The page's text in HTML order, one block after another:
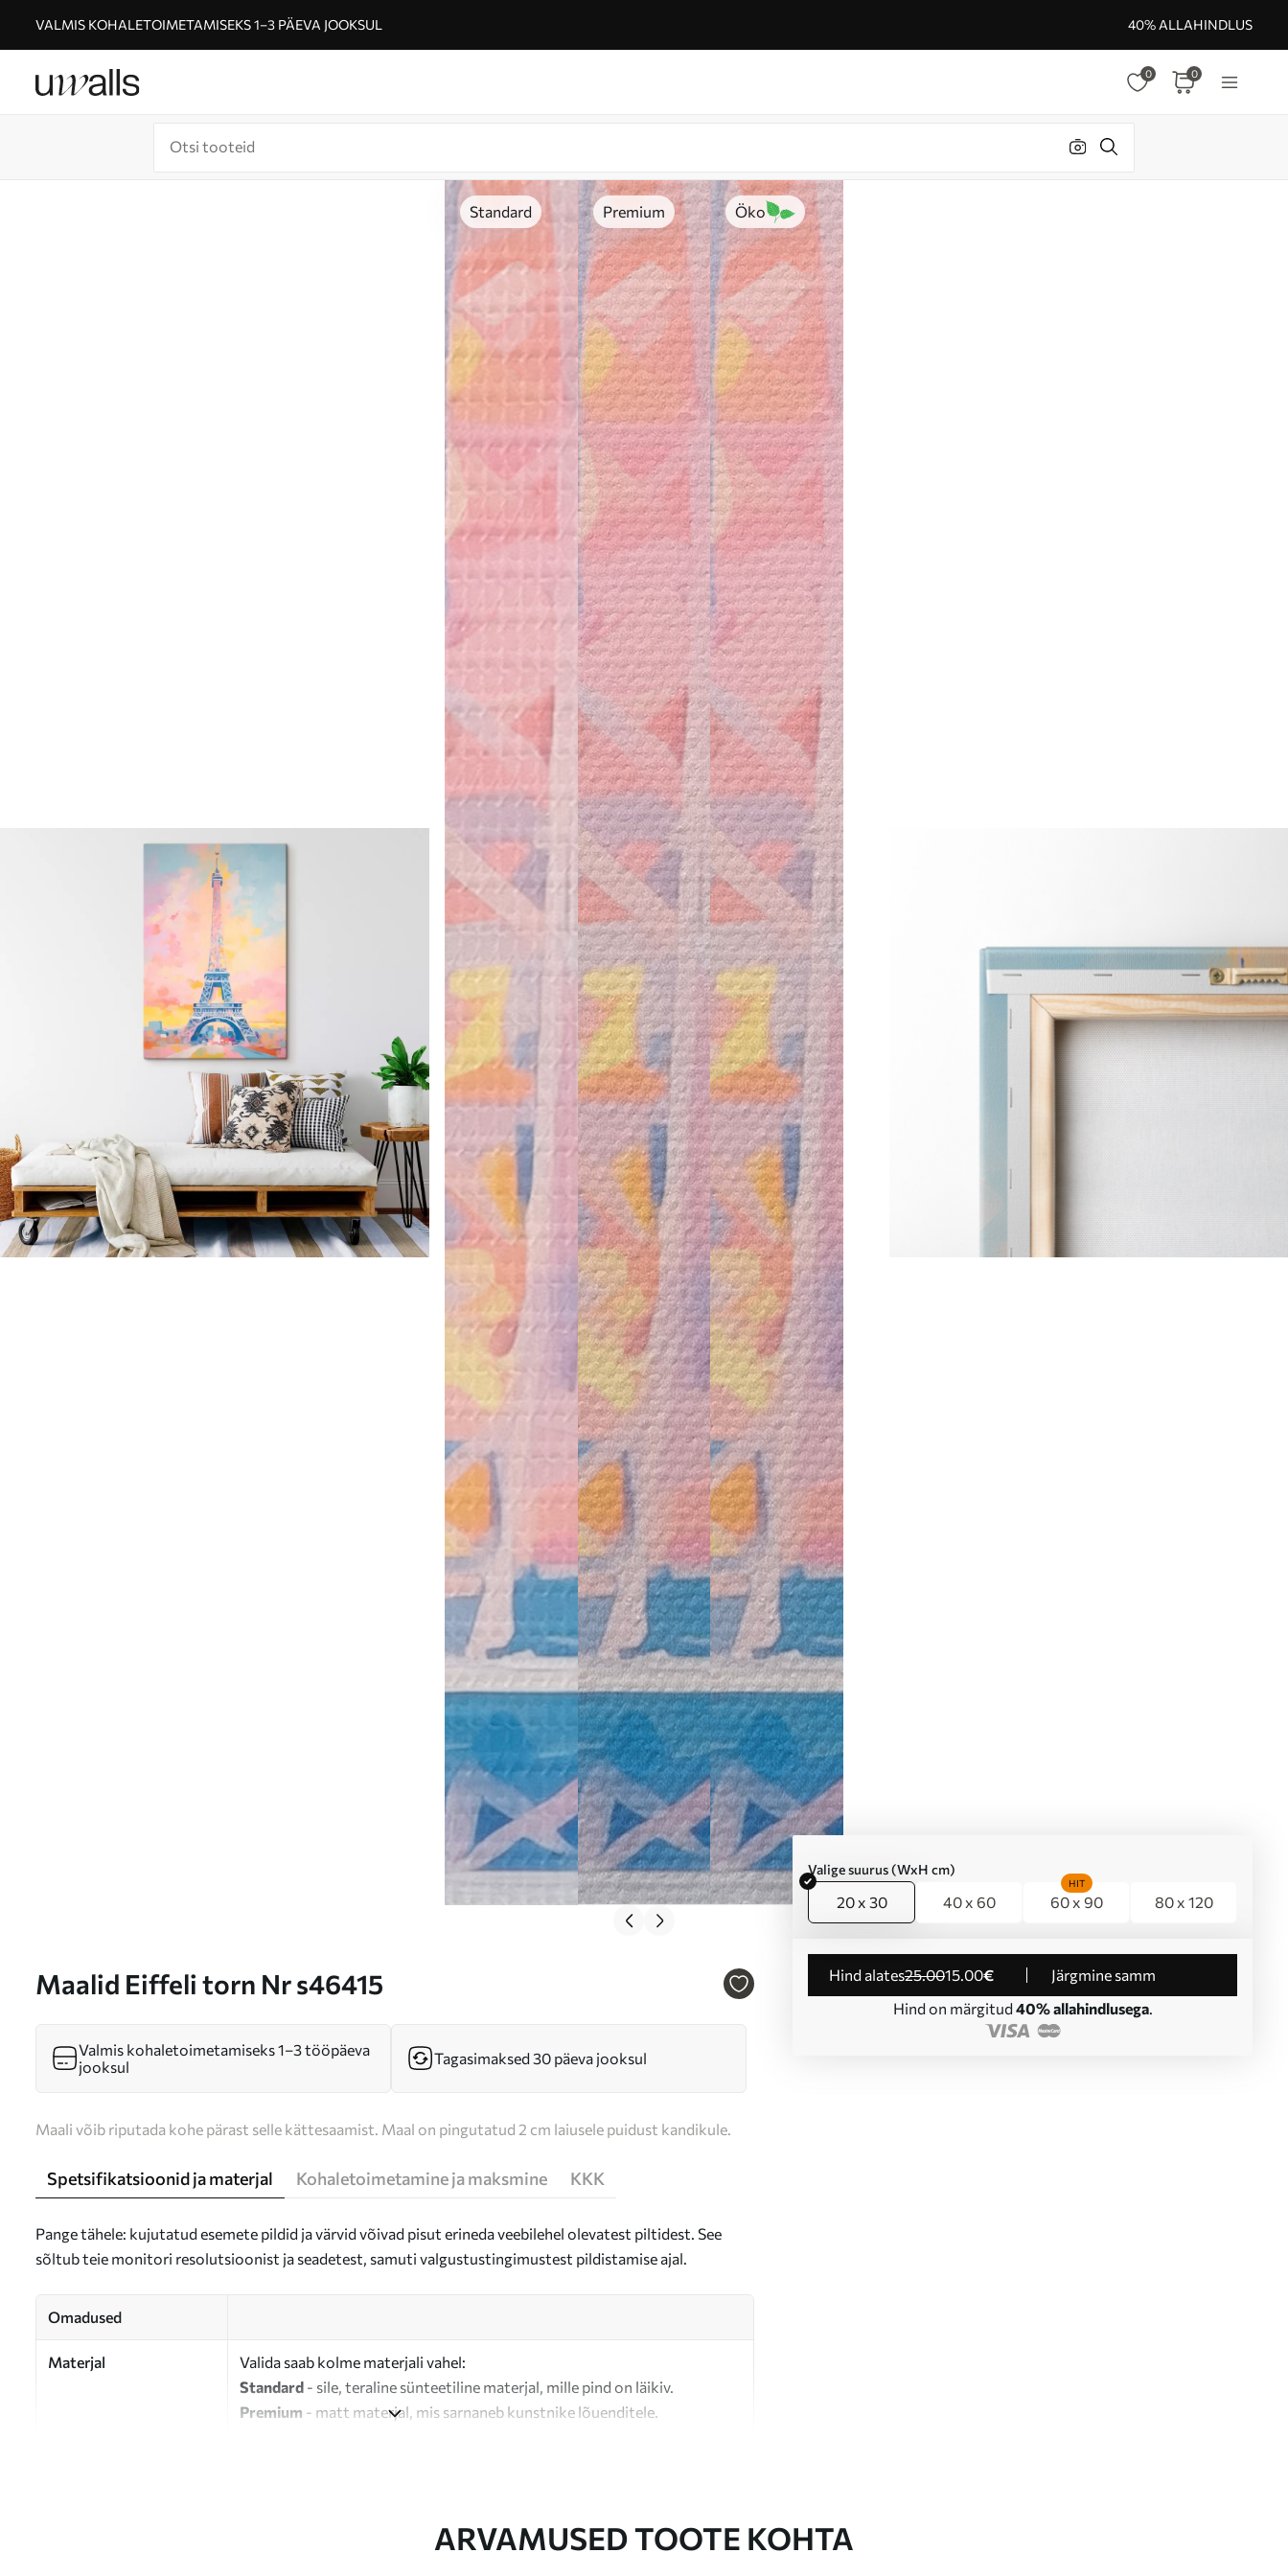
VALMIS KOHALETOIMETAMISEKS 1–3 PÄEVA JOOKSUL 40% ALLAHINDLUS
0 0
Standard Premium Öko
Maalid Eiffeli torn Nr s46415
Valige suurus (WxH cm)
20 x 30 40 x 60 60 x 90
HIT
80 x 120
Hind alates25.0015.00€
Järgmine samm
Hind on märgitud 40% allahindlusega.
Valmis kohaletoimetamiseks 1–3 tööpäeva
jooksul
Tagasimaksed 30 päeva jooksul
Maali võib riputada kohe pärast selle kättesaamist. Maal on pingutatud 2 cm laiusele puidust kandikule.
Spetsifikatsioonid ja materjal Kohaletoimetamine ja maksmine KKK
Pange tähele: kujutatud esemete pildid ja värvid võivad pisut erineda veebilehel olevatest piltidest. See
sõltub teie monitori resolutsioonist ja seadetest, samuti valgustustingimustest pildistamise ajal.
Omadused
Materjal
Valida saab kolme materjali vahel:
Standard - sile, teraline sünteetiline materjal, mille pind on läikiv.
Premium - matt materjal, mis sarnaneb kunstnike lõuenditele.
ARVAMUSED TOOTE KOHTA